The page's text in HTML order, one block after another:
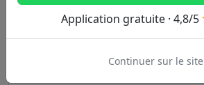
Application gratuite · 4,8/5
Continuer sur le site